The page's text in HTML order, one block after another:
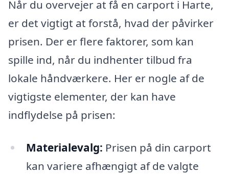
Når du overvejer at få en carport i Harte,
er det vigtigt at forstå, hvad der påvirker
prisen. Der er flere faktorer, som kan
spille ind, når du indhenter tilbud fra
lokale håndværkere. Her er nogle af de
vigtigste elementer, der kan have
indflydelse på prisen:
Materialevalg: Prisen på din carport
kan variere afhængigt af de valgte